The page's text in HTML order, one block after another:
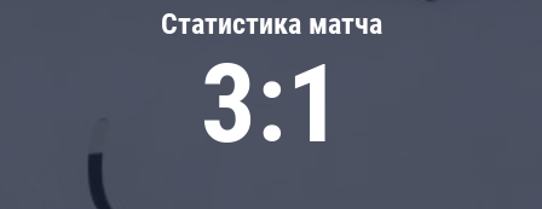
Статистика матча
3:1